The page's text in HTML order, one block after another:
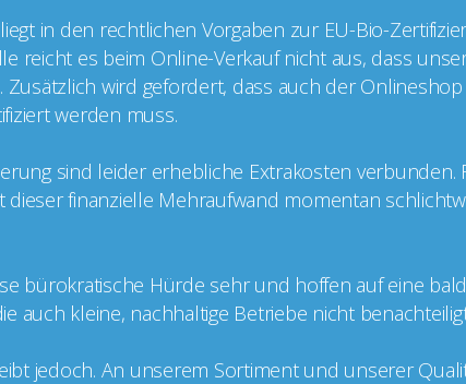
in den rechtlichen Vorgaben zur EU-Bio-
reicht es beim Online-Verkauf nicht aus, dass
Zusätzlich wird gefordert, dass auch der
werden muss.
sind leider erhebliche Extrakosten verbunden.
dieser finanzielle Mehraufwand momentan
bürokratische Hürde sehr und hoffen auf eine
auch kleine, nachhaltige Betriebe nicht
jedoch. An unserem Sortiment und unserer